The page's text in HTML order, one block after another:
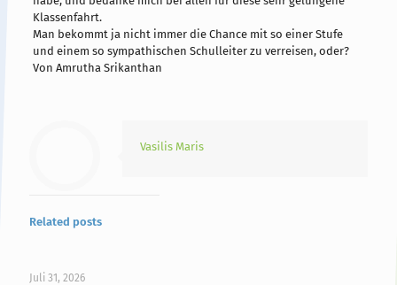
Klassenfahrt.
Man bekommt ja nicht immer die Chance mit so einer Stufe
und einem so sympathischen Schulleiter zu verreisen, oder?
Von Amrutha Srikanthan
Vasilis Maris
Related posts
Juli 31, 2026